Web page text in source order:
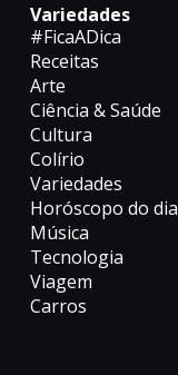
Variedades
#FicaADica
Receitas
Arte
Ciência & Saúde
Cultura
Colírio
Variedades
Horóscopo do dia
Música
Tecnologia
Viagem
Carros